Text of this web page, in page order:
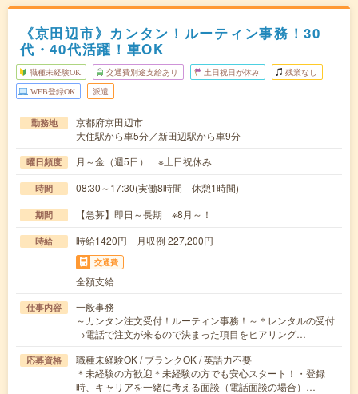
《京田辺市》カンタン！ルーティン事務！30
代・40代活躍！車OK
職種未経験OK 交通費別途支給あり 土日祝日が休み 残業なし
WEB登録OK 派遣
勤務地
京都府京田辺市
大住駅から車5分／新田辺駅から車9分
曜日頻度 月～金（週5日） ※土日祝休み
時間 08:30～17:30(実働8時間 休憩1時間)
期間 【急募】即日～長期 ※8月～！
時給 時給1420円 月収例 227,200円
交通費
全額支給
仕事内容
一般事務
～カンタン注文受付！ルーティン事務！～＊レンタルの受付
→電話で注文が来るので決まった項目をヒアリング…
応募資格
職種未経験OK / ブランクOK / 英語力不要
＊未経験の方歓迎＊未経験の方でも安心スタート！・登録
時、キャリアを一緒に考える面談（電話面談の場合）…